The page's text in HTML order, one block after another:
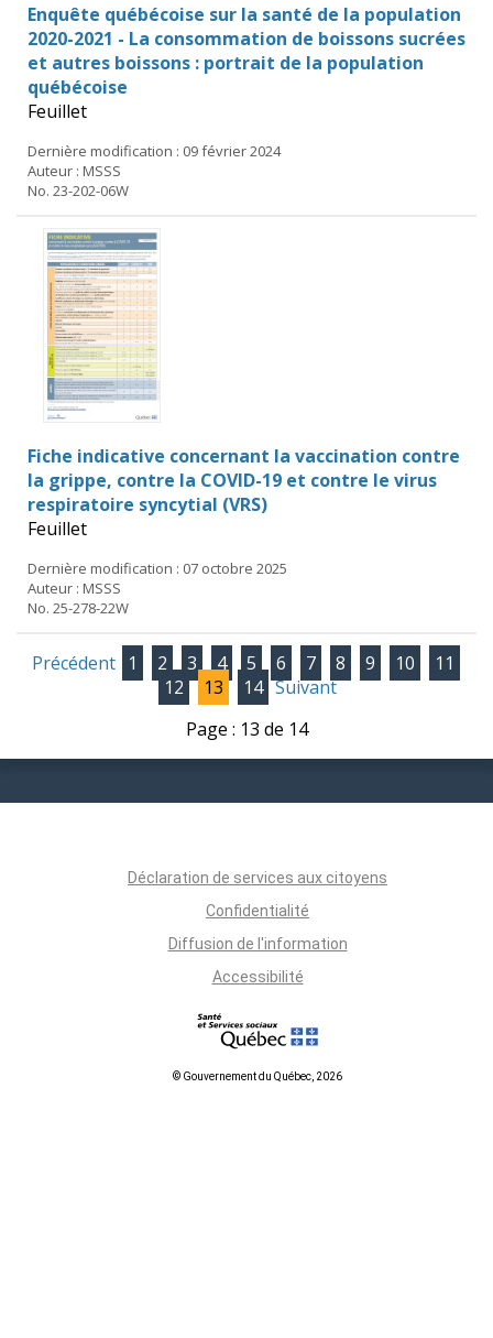
Enquête québécoise sur la santé de la population
2020-2021 - La consommation de boissons sucrées
et autres boissons : portrait de la population
québécoise
Feuillet
Dernière modification : 09 février 2024
Auteur : MSSS
No. 23-202-06W
Fiche indicative concernant la vaccination contre
la grippe, contre la COVID-19 et contre le virus
respiratoire syncytial (VRS)
Feuillet
Dernière modification : 07 octobre 2025
Auteur : MSSS
No. 25-278-22W
Précédent 1 2 3 4 5 6 7 8 9 10
11
12
13 14 Suivant
Page : 13 de 14
Déclaration de services aux citoyens
Confidentialité
Diffusion de l'information
Accessibilité
© Gouvernement du Québec, 2026